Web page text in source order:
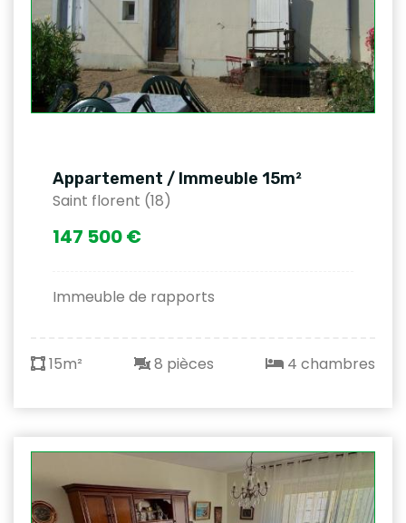
Appartement / Immeuble 15m²
Saint florent (18)
147 500 €
Immeuble de rapports
15m² 8 pièces 4 chambres